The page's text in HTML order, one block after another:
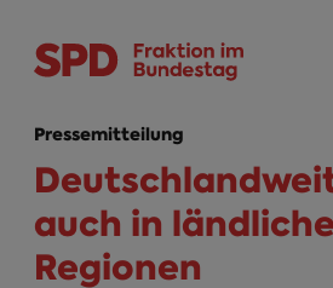
Pressemitteilung
auch in
Regionen